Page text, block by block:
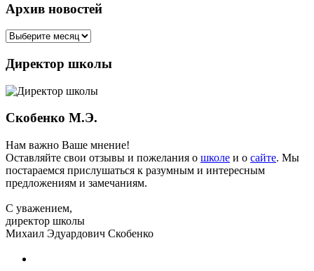
Архив новостей
Архив
Директор школы
Скобенко М.Э.
Нам важно Ваше мнение!
Оставляйте свои отзывы и пожелания о школе и о сайте. Мы
постараемся прислушаться к разумным и интересным
предложениям и замечаниям.
С уважением,
директор школы
Михаил Эдуардович Скобенко